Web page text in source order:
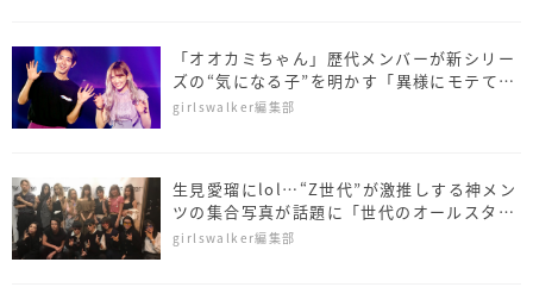
「オオカミちゃん」歴代メンバーが新シリー
ズの“気になる子”を明かす「異様にモテて
る」
girlswalker編集部
生見愛瑠にlol…“Z世代”が激推しする神メン
ツの集合写真が話題に「世代のオールスタ
ー」
girlswalker編集部